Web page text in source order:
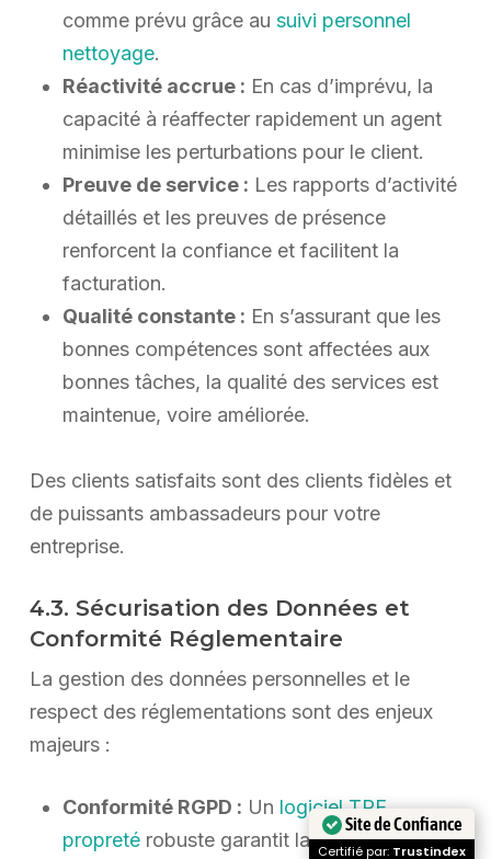
comme prévu grâce au suivi personnel
nettoyage.
Réactivité accrue : En cas d’imprévu, la
capacité à réaffecter rapidement un agent
minimise les perturbations pour le client.
Preuve de service : Les rapports d’activité
détaillés et les preuves de présence
renforcent la confiance et facilitent la
facturation.
Qualité constante : En s’assurant que les
bonnes compétences sont affectées aux
bonnes tâches, la qualité des services est
maintenue, voire améliorée.
Des clients satisfaits sont des clients fidèles et
de puissants ambassadeurs pour votre
entreprise.
4.3. Sécurisation des Données et
Conformité Réglementaire
La gestion des données personnelles et le
respect des réglementations sont des enjeux
majeurs :
Conformité RGPD : Un logiciel TPE
propretérobuste garantit la protection des
Site de Confiance
Certifié par: Trustindex